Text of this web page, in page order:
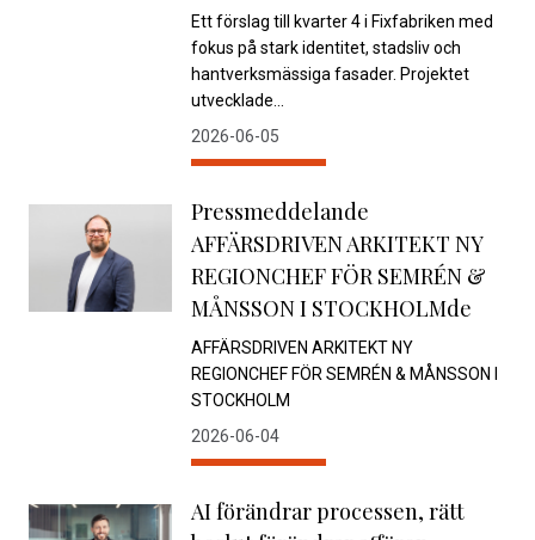
Ett förslag till kvarter 4 i Fixfabriken med
fokus på stark identitet, stadsliv och
hantverksmässiga fasader. Projektet
utvecklade...
2026-06-05
Pressmeddelande
AFFÄRSDRIVEN ARKITEKT NY
REGIONCHEF FÖR SEMRÉN &
MÅNSSON I STOCKHOLMde
AFFÄRSDRIVEN ARKITEKT NY
REGIONCHEF FÖR SEMRÉN & MÅNSSON I
STOCKHOLM
2026-06-04
AI förändrar processen, rätt